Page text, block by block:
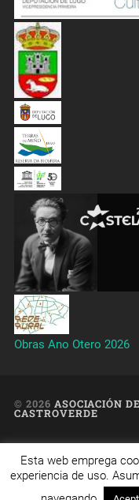
Obras Ano Otero 2026
© 2026 ASOCIACIÓN
CASTROVERDE
Web creada, aloxada
Visítanos en
https://
Esta web emprega
experiencia de uso.